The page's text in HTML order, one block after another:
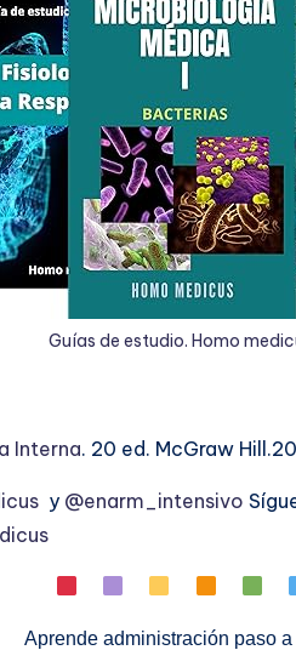
Guías de estudio. Homo
Interna. 20 ed. McGraw
y @enarm_intensivo
Aprende administración paso